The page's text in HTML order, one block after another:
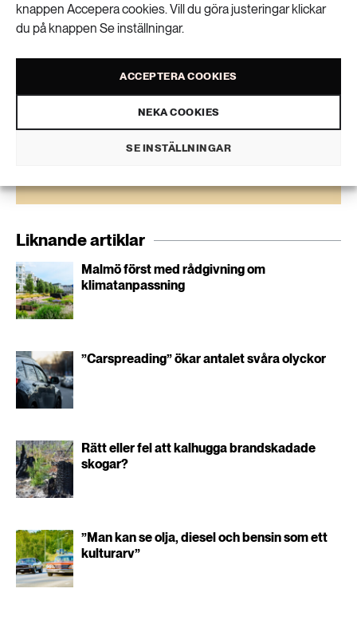
knappen Accepera cookies. Vill du göra justeringar klickar
du på knappen Se inställningar.
ACCEPTERA COOKIES
NEKA COOKIES
SE INSTÄLLNINGAR
Få kunskapen, idéerna och de nya lösningarna
SKICKA
information kopplat till Extrakts verksamhet. Du kan när som helst säga
Liknande artiklar
Malmö först med rådgivning om
klimatanpassning
”Carspreading” ökar antalet svåra olyckor
Rätt eller fel att kalhugga brandskadade
skogar?
”Man kan se olja, diesel och bensin som ett
kulturarv”